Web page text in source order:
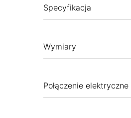
Specyfikacja
Wymiary
Połączenie elektryczne